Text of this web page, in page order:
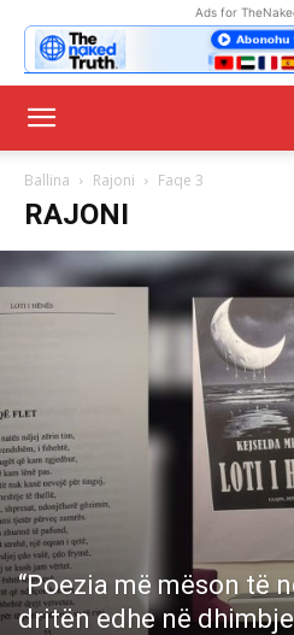
Ads for
Ballina Rajoni Faqe 3
RAJONI
“Poezia më mëson të
dritën edhe në